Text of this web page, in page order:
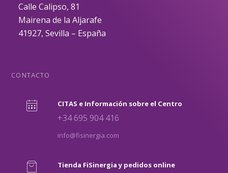
Calle Calipso, 81
Mairena de la Aljarafe
41927, Sevilla – España
CONTACTO
CITAS e Información sobre el Centro
+34 695 904 416
info@fisinergia.com
Tienda FiSinergia y pedidos online